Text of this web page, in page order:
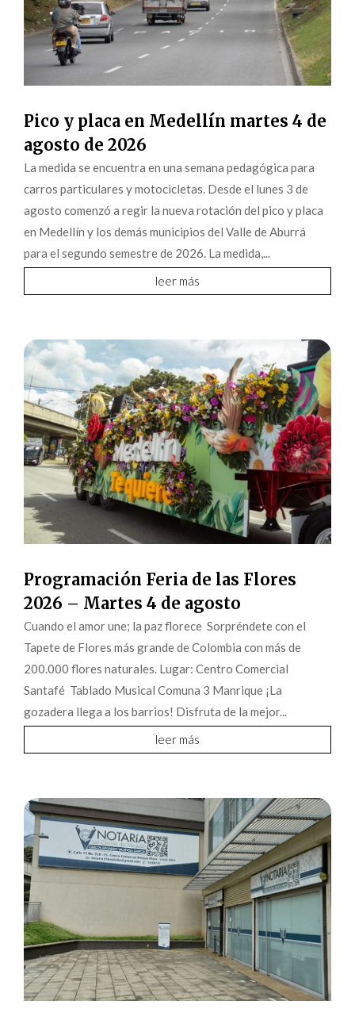
Pico y placa en Medellín martes 4 de
agosto de 2026
La medida se encuentra en una semana pedagógica para
carros particulares y motocicletas. Desde el lunes 3 de
agosto comenzó a regir la nueva rotación del pico y placa
en Medellín y los demás municipios del Valle de Aburrá
para el segundo semestre de 2026. La medida,...
leer más
Programación Feria de las Flores
2026 – Martes 4 de agosto
Cuando el amor une; la paz florece Sorpréndete con el
Tapete de Flores más grande de Colombia con más de
200.000 flores naturales. Lugar: Centro Comercial
Santafé Tablado Musical Comuna 3 Manrique ¡La
gozadera llega a los barrios! Disfruta de la mejor...
leer más